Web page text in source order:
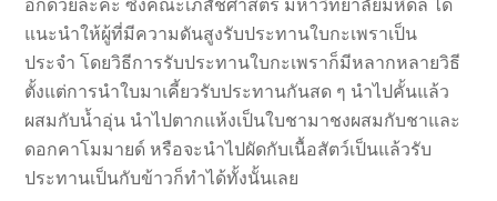
อีกด้วยละค่ะ ซึ่งคณะเภสัชศาสตร์ มหาวิทยาลัยมหิดล ได้
แนะนำให้ผู้ที่มีความดันสูงรับประทานใบกะเพราเป็น
ประจำ โดยวิธีการรับประทานใบกะเพราก็มีหลากหลายวิธี
ตั้งแต่การนำใบมาเคี้ยวรับประทานกันสด ๆ นำไปคั้นแล้ว
ผสมกับน้ำอุ่น นำไปตากแห้งเป็นใบชามาชงผสมกับชาและ
ดอกคาโมมายด์ หรือจะนำไปผัดกับเนื้อสัตว์เป็นแล้วรับ
ประทานเป็นกับข้าวก็ทำได้ทั้งนั้นเลย